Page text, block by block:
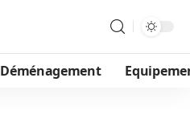
Déménagement